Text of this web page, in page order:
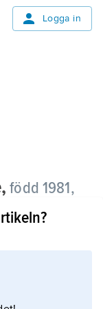
Logga in
född 1981,
serier som